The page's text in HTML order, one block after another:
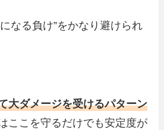
なる負け”をかなり避けられ
大ダメージを受けるパターン
ここを守るだけでも安定度が